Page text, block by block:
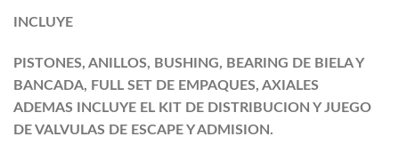
INCLUYE
PISTONES, ANILLOS, BUSHING, BEARING DE BIELA Y
BANCADA, FULL SET DE EMPAQUES, AXIALES
ADEMAS INCLUYE EL KIT DE DISTRIBUCION Y JUEGO
DE VALVULAS DE ESCAPE Y ADMISION.